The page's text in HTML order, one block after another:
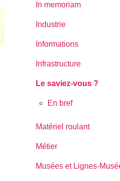
In memoriam
Industrie
Informations
Infrastructure
Le saviez-vous ?
En bref
Matériel roulant
Métier
Musées et Lignes-